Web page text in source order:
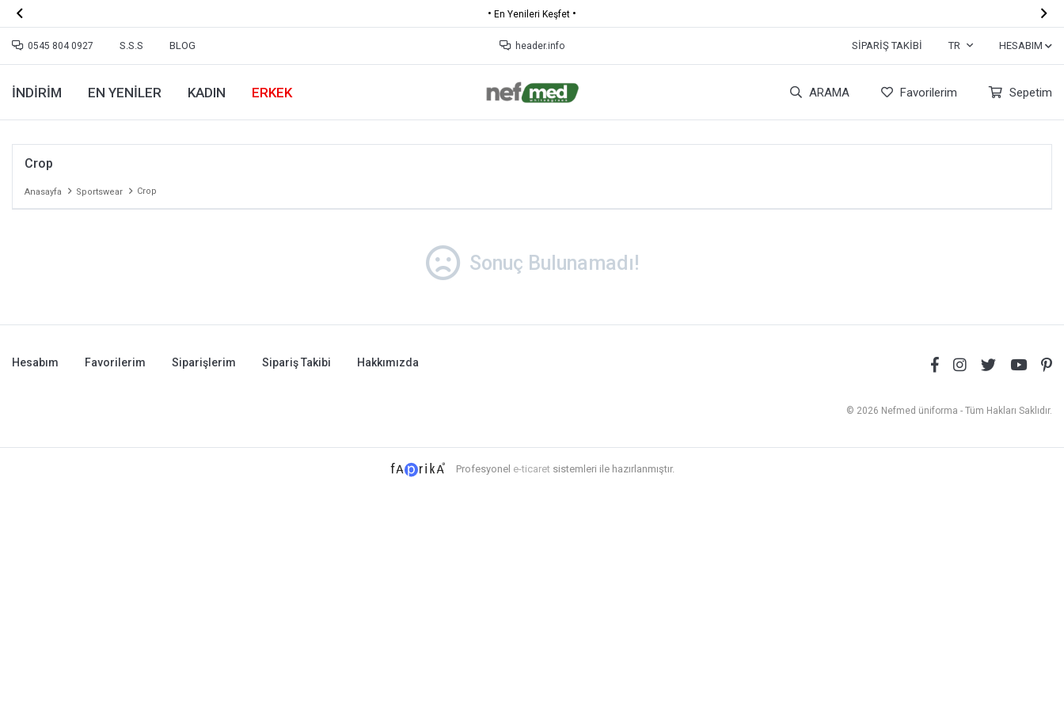
 • En Yenileri Keşfet • 
0545 804 0927 S.S.S BLOG header.info SIPARIŞ TAKIBI TR HESABIM
İNDİRİM EN YENILER KADIN ERKEK ARAMA Favorilerim Sepetim
Crop
Anasayfa Sportswear Crop
Sonuç Bulunamadı!
Hesabım Favorilerim Siparişlerim Sipariş Takibi Hakkımızda
© 2026 Nefmed üniforma - Tüm Hakları Saklıdır.
Profesyonel e-ticaret sistemleri ile hazırlanmıştır.